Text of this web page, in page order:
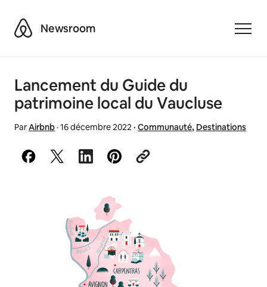
AirbnbNewsroom
Lancement du Guide du
patrimoine local du Vaucluse
ParAirbnb·16 décembre 2022· Communauté, Destinations